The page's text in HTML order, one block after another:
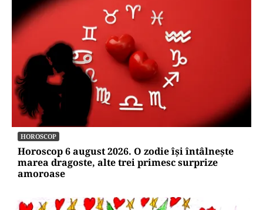
HOROSCOP
Horoscop 6 august 2026. O zodie își întâlnește
marea dragoste, alte trei primesc surprize
amoroase